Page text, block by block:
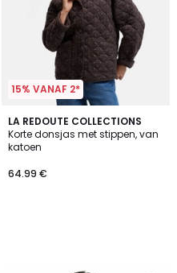
15% VANAF 2*
LA REDOUTE COLLECTIONS
Korte donsjas met stippen, van
katoen
64.99 €